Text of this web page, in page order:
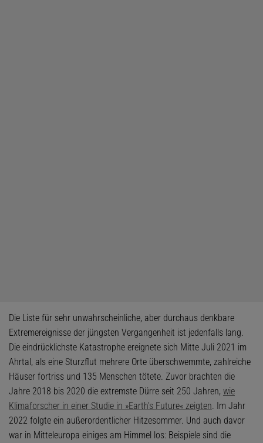
Die Liste für sehr unwahrscheinliche, aber durchaus denkbare
Extremereignisse der jüngsten Vergangenheit ist jedenfalls lang.
Die eindrücklichste Katastrophe ereignete sich Mitte Juli 2021 im
Ahrtal, als eine Sturzflut mehrere Orte überschwemmte, zahlreiche
Häuser fortriss und 135 Menschen tötete. Zuvor brachten die
Jahre 2018 bis 2020 die extremste Dürre seit 250 Jahren, wie
Klimaforscher in einer Studie in »Earth’s Future« zeigten. Im Jahr
2022 folgte ein außerordentlicher Hitzesommer. Und auch davor
war in Mitteleuropa einiges am Himmel los: Beispiele sind die